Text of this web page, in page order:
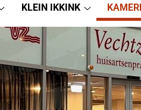
Angstel
submenu
KLEIN IKKINK
Klein
Ikkink
submenu